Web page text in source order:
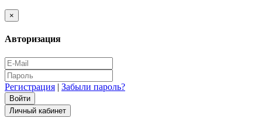
×
Авторизация
Регистрация | Забыли пароль?
Личный кабинет